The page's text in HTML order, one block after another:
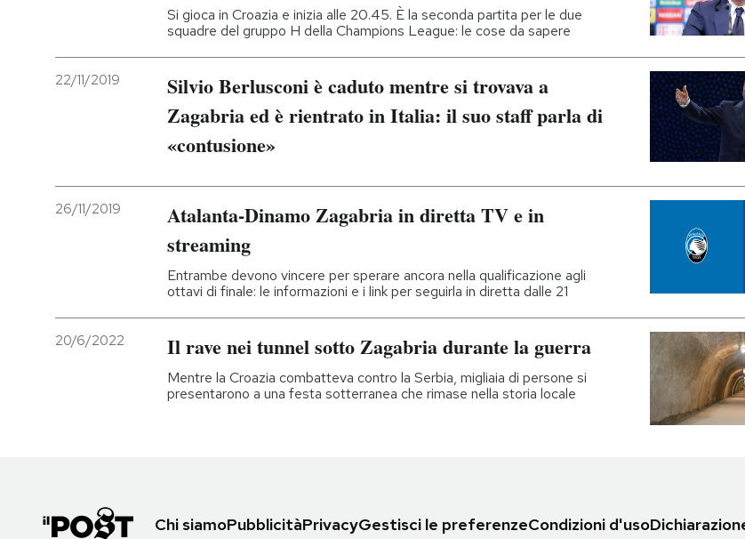
Si gioca in Croazia e inizia alle 20.45. È la seconda partita per le due
squadre del gruppo H della Champions League: le cose da sapere
22/11/2019
Silvio Berlusconi è caduto mentre si trovava a
Zagabria ed è rientrato in Italia: il suo staff parla di
«contusione»
26/11/2019
Atalanta-Dinamo Zagabria in diretta TV e in
streaming
Entrambe devono vincere per sperare ancora nella qualificazione agli
ottavi di finale: le informazioni e i link per seguirla in diretta dalle 21
20/6/2022 Il rave nei tunnel sotto Zagabria durante la guerra
Mentre la Croazia combatteva contro la Serbia, migliaia di persone si
presentarono a una festa sotterranea che rimase nella storia locale
Chi siamoPubblicitàPrivacyGestisci le preferenzeCondizioni d'uso